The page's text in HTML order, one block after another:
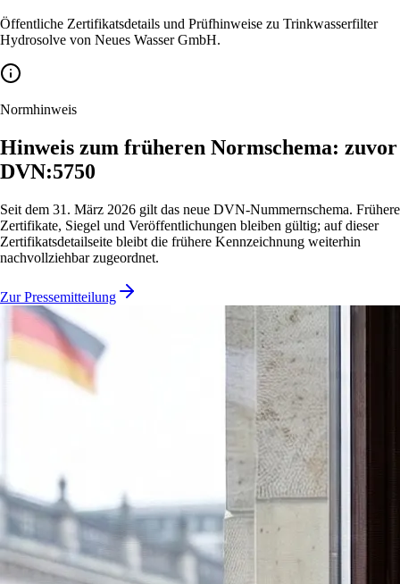
Öffentliche Zertifikatsdetails und Prüfhinweise zu Trinkwasserfilter
Hydrosolve von Neues Wasser GmbH.
Normhinweis
Hinweis zum früheren Normschema: zuvor
DVN:5750
Seit dem 31. März 2026 gilt das neue DVN-Nummernschema. Frühere
Zertifikate, Siegel und Veröffentlichungen bleiben gültig; auf dieser
Zertifikatsdetailseite bleibt die frühere Kennzeichnung weiterhin
nachvollziehbar zugeordnet.
Zur Pressemitteilung